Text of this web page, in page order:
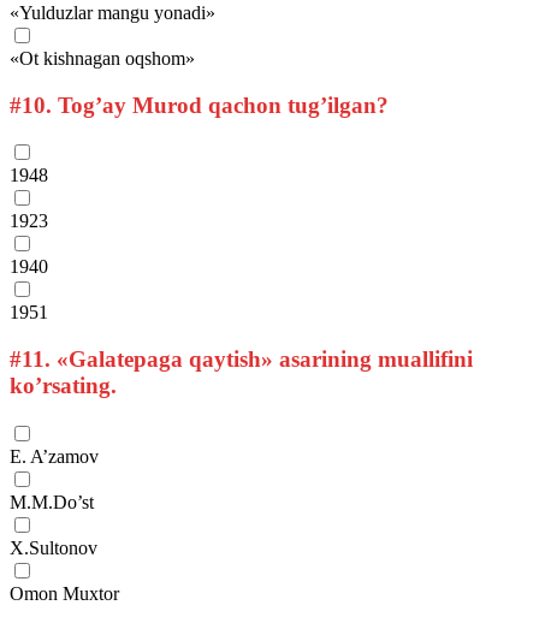
«Yulduzlar mangu yonadi»
«Ot kishnagan oqshom»
#10. Tog’ay Murod qachon tug’ilgan?
1948
1923
1940
1951
#11. «Galatepaga qaytish» asarining muallifini
ko’rsating.
E. A’zamov
M.M.Do’st
X.Sultonov
Omon Muxtor